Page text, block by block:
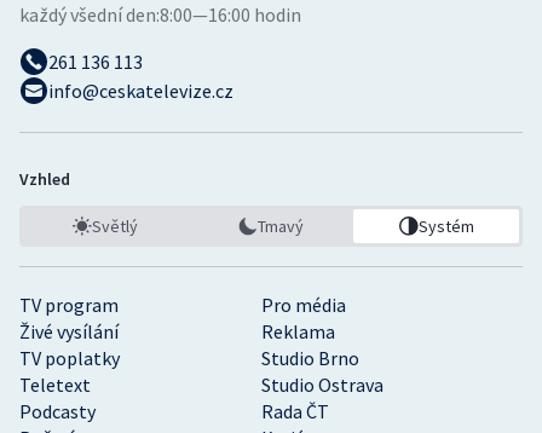
TV program
Pro média
Živé vysílání
Reklama
TV poplatky
Studio Brno
Teletext
Studio Ostrava
Podcasty
Rada ČT
každý všední den:8:00—16:00 hodin
261 136 113
info@ceskatelevize.cz
Vzhled
Světlý Tmavý Systém